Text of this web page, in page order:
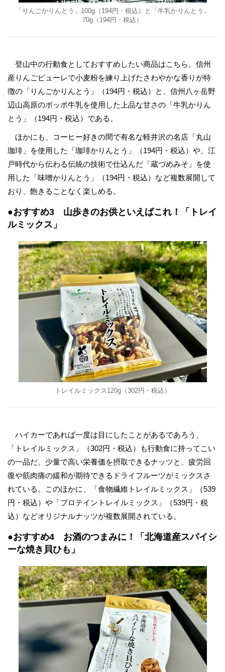
「りんごかりんとう」100g（194円・税込）と「牛乳かりんとう」
70g（194円・税込）
登山中の行動食としておすすめしたい商品はこちら。信州
産りんごピューレで小麦粉を練り上げたさわやかな香りが特
徴の「りんごかりんとう」（194円・税込）と、信州八ヶ岳野
辺山高原のポッポ牛乳を使用した上品な甘さの「牛乳かりん
とう」（194円・税込）である。
ほかにも、コーヒー好きの間で有名な軽井沢の名店「丸山
珈琲」を使用した「珈琲かりんとう」（194円・税込）や、江
戸時代から伝わる伝統の技術で仕込んだ「蔵づめみそ」を使
用した「味噌かりんとう」（194円・税込）など複数展開して
おり、飽きることなく楽しめる。
●おすすめ3 山歩きのお供といえばこれ！「トレイ
ルミックス」
トレイルミックス120g（302円・税込）
ハイカーであれば一度は目にしたことがあるであろう、
「トレイルミックス」（302円・税込）も行動食に持ってこい
の一品だ。少量で高い栄養価を摂取できるナッツと、疲労回
復や筋肉痛の緩和が期待できるドライフルーツがミックスさ
れている。このほかに、「食物繊維トレイルミックス」（539
円・税込）や「プロテイントレイルミックス」（539円・税
込）などオリジナルナッツが複数展開されている。
●おすすめ4 お酒のつまみに！「北海道産スパイシ
ーな焼き貝ひも」